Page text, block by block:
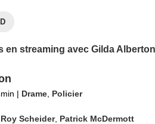
en streaming avec Gilda
| Drame, Policier
Roy Scheider, Patrick McDermott